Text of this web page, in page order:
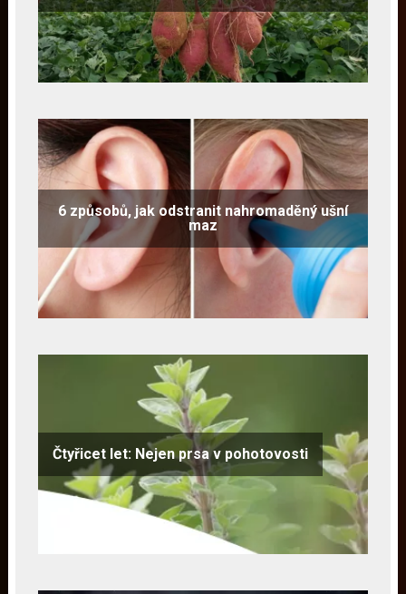
6 způsobů, jak odstranit nahromaděný ušní
maz
Čtyřicet let: Nejen prsa v pohotovosti